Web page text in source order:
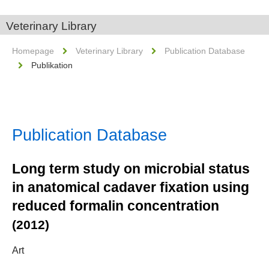
Veterinary Library
Homepage Veterinary Library
Publication Database
Publikation
Publication Database
Long term study on microbial status
in anatomical cadaver fixation using
reduced formalin concentration
(2012)
Art